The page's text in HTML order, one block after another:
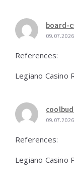
board-
References:
Legiano Casino
References:
Legiano Casino